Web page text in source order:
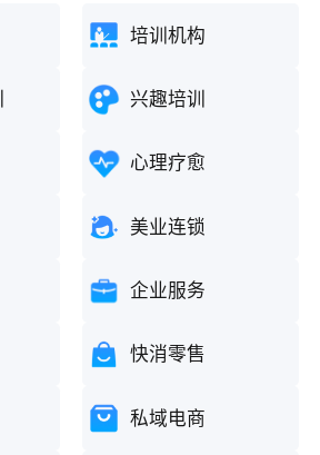
培训机构
兴趣培训
心理疗愈
美业连锁
企业服务
快消零售
私域电商